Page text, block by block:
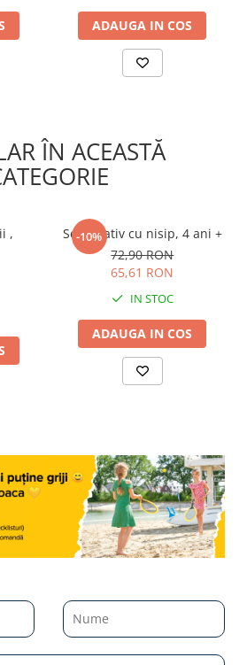
ADAUGA IN COS
ÎN ACEASTĂ
,
-10%
Set creativ cu nisip, 4 ani +
72,90 RON
65,61 RON
IN STOC
ADAUGA IN COS